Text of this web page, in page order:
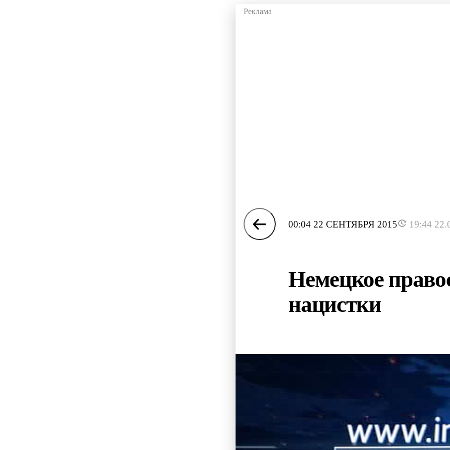
00:04 22 СЕНТЯБРЯ 2015 19:44
Немецкое
нацистки